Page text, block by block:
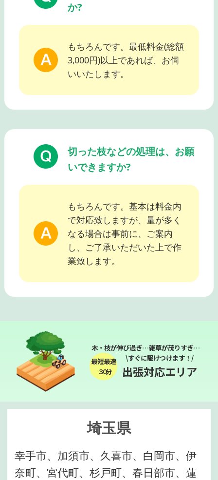
か?
もちろんです。最低料金(総額
3,000円)以上であれば、お伺
いいたします。
切った枝などの処理は、お願
いできますか?
もちろんです。基本は料金内
で対応致しますが、量が多く
なる場合は事前に、ご案内
し、ご了承いただいた上で作
業致します。
木・枝が伸び過ぎ…雑草が茂りすぎ…
最短最速
３０分
\すぐに駆けつけます！/
出張対応エリア
埼玉県
幸手市、加須市、久喜市、白岡市、伊
奈町、宮代町、杉戸町、春日部市、蓮